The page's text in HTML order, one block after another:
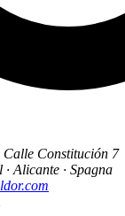
Constitución 7
Alicante · Spagna